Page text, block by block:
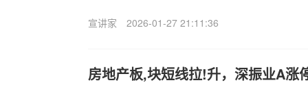
宣讲家 2026-01-27 21:11:36
房地产板,块短线拉!升，深振业A涨